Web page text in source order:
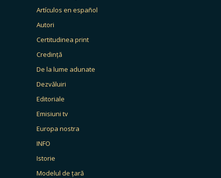
Artículos en español
Autori
Certitudinea print
Credință
De la lume adunate
Dezvăluiri
Editoriale
Emisiuni tv
Europa nostra
INFO
Istorie
Modelul de țară